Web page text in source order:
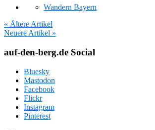
Wandern Bayern
« Ältere Artikel
Neuere Artikel »
auf-den-berg.de Social
Bluesky
Mastodon
Facebook
Flickr
Instagram
Pinterest